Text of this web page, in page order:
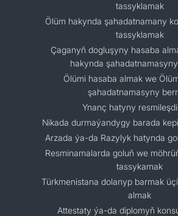
tassyklamak
Ölüm hakynda şahadatnamany
tassyklamak
Çaganyň dogluşyny hasaba
hakynda
Ölümi hasaba almak we
şahadatnamasyny
Ynanç hatyny
Nikada durmaýandygy barada
Arzada ýa-da Razylyk hatynda
Resminamalarda goluň we
tassykamak
Türkmenistana dolanyp barmak
almak
Attestaty ýa-da diplomyň